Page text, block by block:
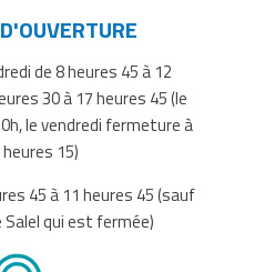
un
nouvel
onglet)
de 8 heures 45 à 12
30 à 17 heures 45 (le
le vendredi fermeture à
heures 15)
45 à 11 heures 45 (sauf
Salel qui est fermée)